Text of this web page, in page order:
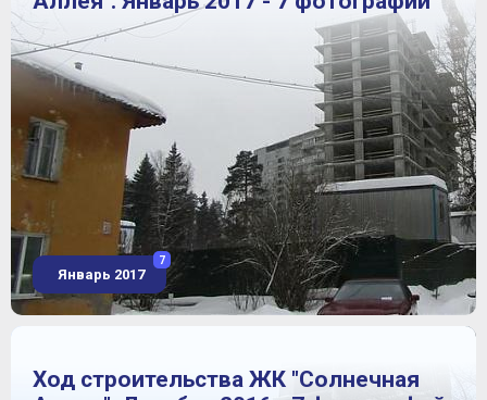
Январь 2017
7
Ход строительства ЖК "Солнечная